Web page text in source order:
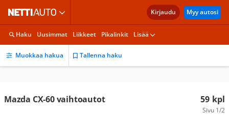
Kirjaudu Myy autosi
Haku Uusimmat Liikkeet Pikalinkit Lisää
Muokkaa hakua Tallenna haku
59 kpl
Sivu 1/2
Mazda CX-60 vaihtoautot